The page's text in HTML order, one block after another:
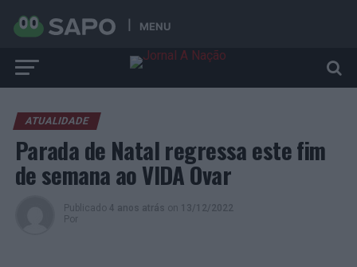
MENU
ATUALIDADE
Parada de Natal regressa este fim
de semana ao VIDA Ovar
Publicado 4 anos atrás on 13/12/2022
Por